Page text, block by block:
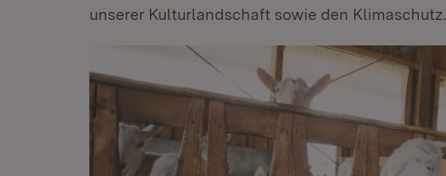
unserer Kulturlandschaft sowie den Klimaschutz.